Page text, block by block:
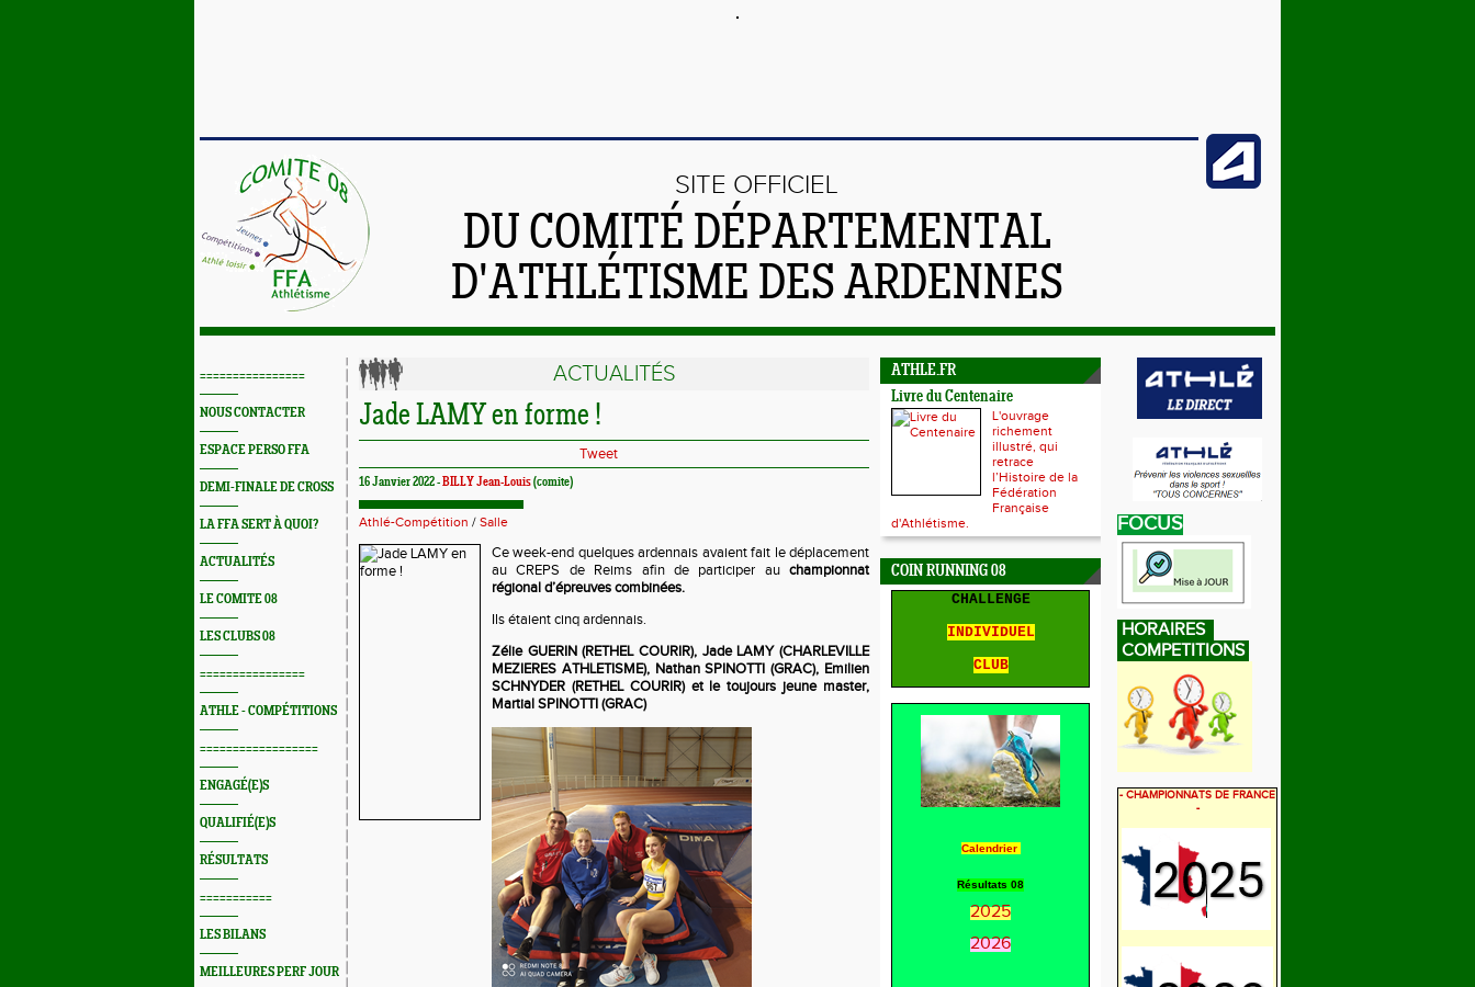
SITE OFFICIEL
DU COMITÉ DÉPARTEMENTAL
D'ATHLÉTISME DES ARDENNES
================
NOUS CONTACTER
ESPACE PERSO FFA
DEMI-FINALE DE CROSS
LA FFA SERT À QUOI?
ACTUALITÉS
LE COMITE 08
LES CLUBS 08
================
ATHLE - COMPÉTITIONS
==================
ENGAGÉ(E)S
QUALIFIÉ(E)S
RÉSULTATS
===========
LES BILANS
MEILLEURES PERF JOUR
ACTUALITÉS
Jade LAMY en forme !
Tweet
16 Janvier 2022 -BILLY Jean-Louis(comite)
Athlé-Compétition / Salle
Ce week-end quelques ardennais avaient fait le déplacement
au CREPS de Reims afin de participer au championnat
régional d’épreuves combinées.
Ils étaient cinq ardennais.
Zélie GUERIN (RETHEL COURIR), Jade LAMY (CHARLEVILLE
MEZIERES ATHLETISME), Nathan SPINOTTI (GRAC), Emilien
SCHNYDER (RETHEL COURIR) et le toujours jeune master,
Martial SPINOTTI (GRAC)
ATHLE.FR
Livre du Centenaire
L'ouvrage
richement
illustré, qui
retrace
l’Histoire de la
Fédération
Française
d'Athlétisme.
COIN RUNNING 08
CHALLENGE
INDIVIDUEL
CLUB
Calendrier
Résultats 08
2025
2026
FOCUS
HORAIRES
COMPETITIONS
- CHAMPIONNATS DE FRANCE
-